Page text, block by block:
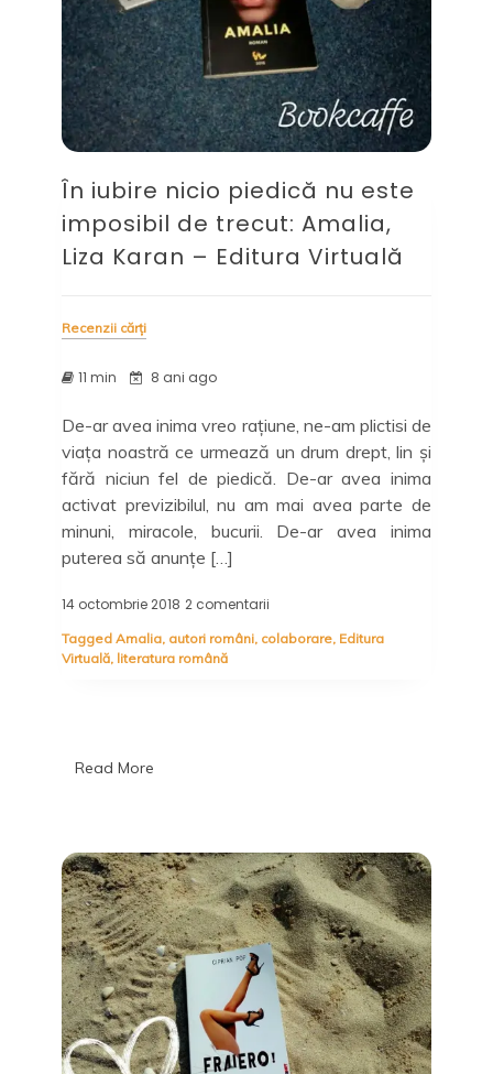
În iubire nicio piedică nu este
imposibil de trecut: Amalia,
Liza Karan – Editura Virtuală
Recenzii cărți
11 min 8 ani ago
De-ar avea inima vreo rațiune, ne-am plictisi de
viața noastră ce urmează un drum drept, lin și
fără niciun fel de piedică. De-ar avea inima
activat previzibilul, nu am mai avea parte de
minuni, miracole, bucurii. De-ar avea inima
puterea să anunțe […]
14 octombrie 2018 2 comentarii
iubire
–
Editura
Virtuală
Tagged Amalia, autori români, colaborare, Editura
Virtuală, literatura română
Read More